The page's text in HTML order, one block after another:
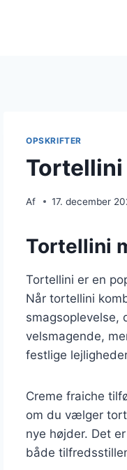
OPSKRIFTER
Tortellini
Af 17. december
Tortellini
Tortellini er en
Når tortellini
smagsoplevelse,
velsmagende,
festlige
Creme fraiche
om du vælger
nye højder. Det
både